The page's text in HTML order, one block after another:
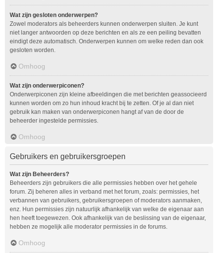
Wat zijn gesloten onderwerpen?
Zowel moderators als beheerders kunnen onderwerpen sluiten. Je kunt
niet langer antwoorden op deze berichten en als ze een peiling bevatten
eindigt deze automatisch. Onderwerpen kunnen om welke reden dan ook
gesloten worden.
Omhoog
Wat zijn onderwerpiconen?
Onderwerpiconen zijn kleine afbeeldingen die met berichten geassocieerd
kunnen worden om zo hun inhoud kracht bij te zetten. Of je al dan niet
gebruik kan maken van onderwerpiconen hangt af van de door de
beheerder ingestelde permissies.
Omhoog
Gebruikers en gebruikersgroepen
Wat zijn Beheerders?
Beheerders zijn gebruikers die alle permissies hebben over het gehele
forum. Zij beheren alles in verband met het forum, zoals: permissies, het
verbannen van gebruikers, gebruikersgroepen of moderators aanmaken,
enz. Hun permissies zijn natuurlijk afhankelijk van welke de eigenaar aan
hen heeft toegewezen. Ook afhankelijk van de beslissing van de eigenaar,
hebben ze mogelijk alle moderator permissies in de forums.
Omhoog